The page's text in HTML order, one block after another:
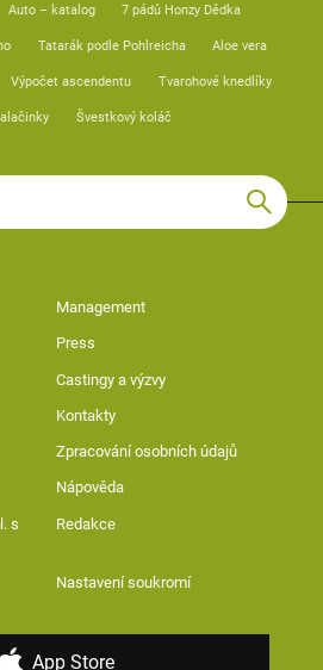
Auto – katalog 7 pádů Honzy Dědka
Tatarák podle Pohlreicha Aloe vera
Výpočet ascendentu Tvarohové knedlíky
Švestkový koláč
Management
Press
Castingy a výzvy
Kontakty
Zpracování osobních údajů
Nápověda
s
Redakce
Nastavení soukromí
App Store